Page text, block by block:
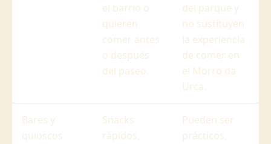
el barrio o
quieren
comer antes
o después
del paseo.
del parque y
no sustituyen
la experiencia
de comer en
el Morro da
Urca.
Bares y
quioscos
Snacks
rápidos,
Pueden ser
prácticos,